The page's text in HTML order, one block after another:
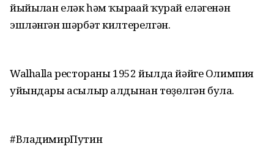
йыйылған еләк һәм ҡырағай ҡурай еләгенән
эшләнгән шәрбәт килтерелгән.
Walhalla рестораны 1952 йылда йәйге Олимпия
уйындары асылыр алдынан төҙөлгән була.
#ВладимирПутин